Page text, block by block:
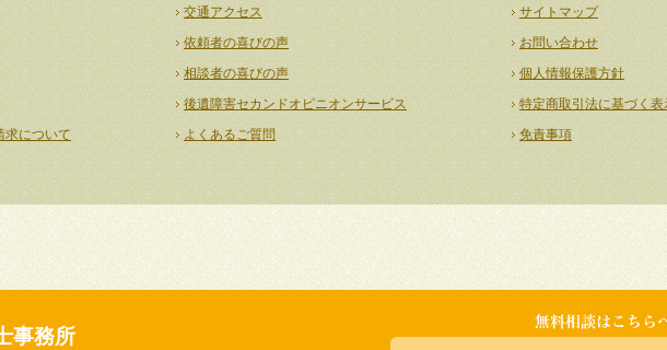
求について
交通アクセス
依頼者の喜びの声
相談者の喜びの声
後遺障害セカンドオピニオンサービス
よくあるご質問
サイトマップ
お問い合わせ
個人情報保護方針
特定商取引法に基づく表
免責事項
事務所